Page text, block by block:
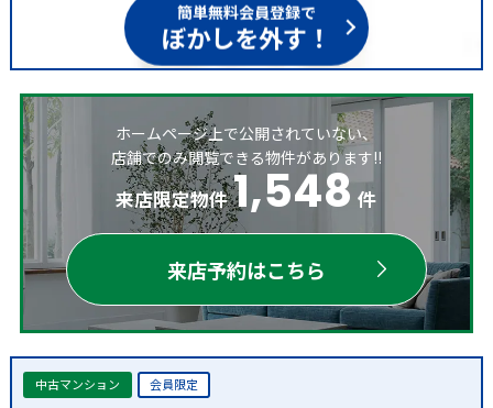
簡単無料会員登録で
ぼかしを外す！
ホームページ上で公開されていない、
店舗でのみ閲覧できる物件があります!!
来店限定物件 1,548 件
来店予約はこちら
中古マンション 会員限定